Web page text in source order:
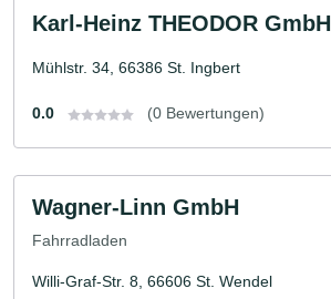
Karl-Heinz THEODOR GmbH
Mühlstr. 34, 66386 St. Ingbert
0.0 (0 Bewertungen)
Wagner-Linn GmbH
Fahrradladen
Willi-Graf-Str. 8, 66606 St. Wendel